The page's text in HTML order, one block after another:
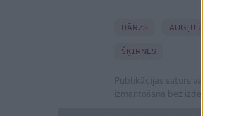
DĀRZS AUGĻU UN
ŠĶIRNES
Publikācijas saturs vai tās
izmantošana bez izdevēja